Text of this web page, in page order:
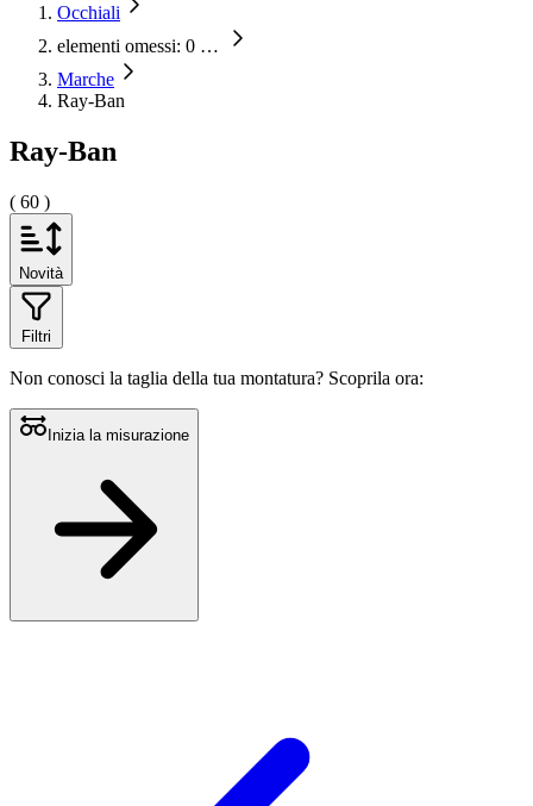
Occhiali
elementi omessi: 0 …
Marche
Ray-Ban
Ray-Ban
( 60 )
Novità
Filtri
Non conosci la taglia della tua montatura? Scoprila ora:
Inizia la misurazione